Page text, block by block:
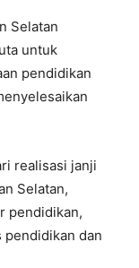
Selatan
untuk
pendidikan
realisasi janji
Selatan,
pendidikan,
pendidikan dan